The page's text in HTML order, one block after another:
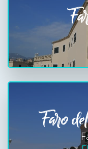
Faro